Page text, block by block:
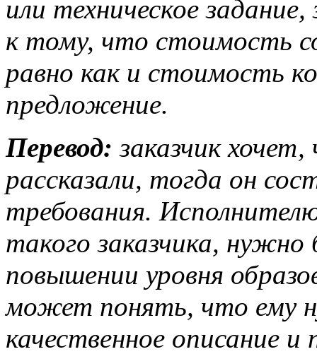
или техническое
к тому, что стоимость
равно как и стоимость
предложение.
Перевод: заказчик
рассказали, тогда он
требования.
такого заказчика,
повышении уровня
может понять, что ему
качественное описание